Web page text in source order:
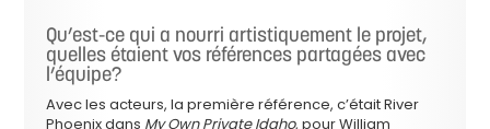
Qu’est-ce qui a nourri artistiquement le projet,
quelles étaient vos références partagées avec
l’équipe?
Avec les acteurs, la première référence, c’était River
Phoenix dans My Own Private Idaho, pour William